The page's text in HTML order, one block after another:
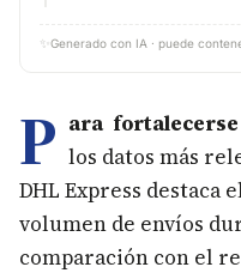
✨ Generado con IA · puede
P ara fortalecerse
los datos más
DHL Express destaca
volumen de envíos
comparación con el